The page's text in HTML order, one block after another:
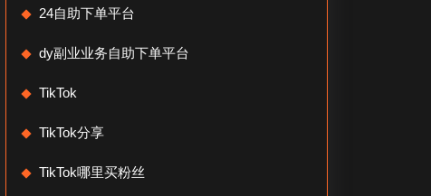
24自助下单平台
dy副业业务自助下单平台
TikTok
TikTok分享
TikTok哪里买粉丝